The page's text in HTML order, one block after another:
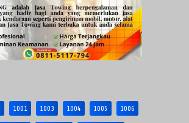
1001 1003 1004 1005 1006